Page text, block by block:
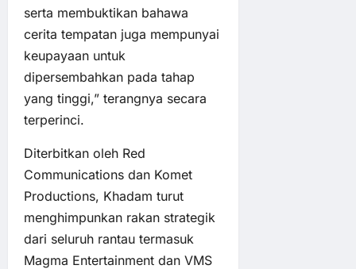
serta membuktikan bahawa
cerita tempatan juga mempunyai
keupayaan untuk
dipersembahkan pada tahap
yang tinggi,” terangnya secara
terperinci.
Diterbitkan oleh Red
Communications dan Komet
Productions, Khadam turut
menghimpunkan rakan strategik
dari seluruh rantau termasuk
Magma Entertainment dan VMS